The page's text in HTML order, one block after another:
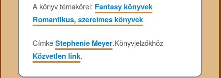
A könyv témakörei: Fantasy könyvek
Romantikus, szerelmes könyvek
CímkeStephenie Meyer.Könyvjelzőkhöz
Közvetlen link.